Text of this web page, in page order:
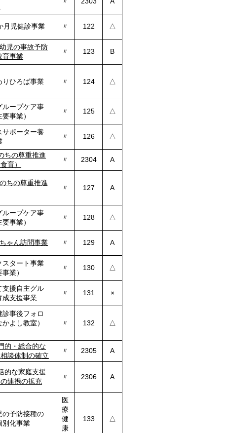
月児健診事業 〃 122 △
児の事故予防
育事業
〃 123 B
りひろば事業 〃 124 △
ループケア事
事業）
〃 125 △
サポーター養
〃 126 △
ちの尊重推進
育）
〃 2304 A
ちの尊重推進
〃 127 A
ループケア事
事業）
〃 128 △
ゃん訪問事業 〃 129 A
スタート事業
事業）
〃 130 △
支援自主グル
成支援事業
〃 131 ×
診事後フォロ
よし教室）
〃 132 △
的・総合的な
談体制の確立
〃 2305 A
的な家庭支援
連携の拡充
〃 2306 A
の予防接種の
別化事業
医
療
健
康
133 △